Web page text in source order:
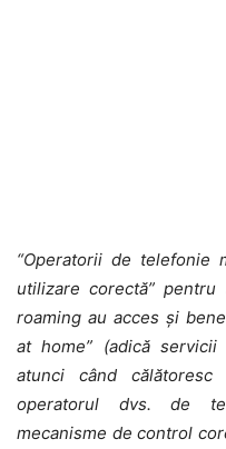
“Operatorii de telefonie
utilizare corectă”
roaming au acces și
at home” (adică
atunci când
operatorul dvs. de
mecanisme de control